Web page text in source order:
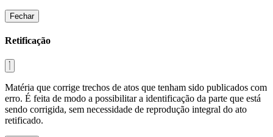
Fechar
Retificação
Matéria que corrige trechos de atos que tenham sido publicados com
erro. É feita de modo a possibilitar a identificação da parte que está
sendo corrigida, sem necessidade de reprodução integral do ato
retificado.